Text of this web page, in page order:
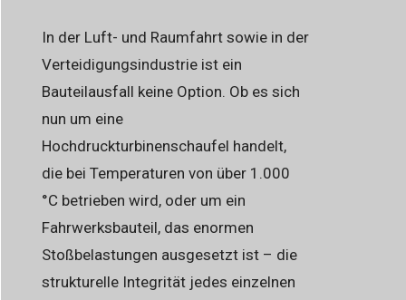
In der Luft- und Raumfahrt sowie in der
Verteidigungsindustrie ist ein
Bauteilausfall keine Option. Ob es sich
nun um eine
Hochdruckturbinenschaufel handelt,
die bei Temperaturen von über 1.000
°C betrieben wird, oder um ein
Fahrwerksbauteil, das enormen
Stoßbelastungen ausgesetzt ist – die
strukturelle Integrität jedes einzelnen